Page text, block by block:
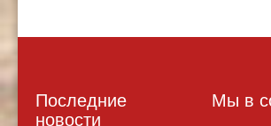
Последние
новости
Мы в